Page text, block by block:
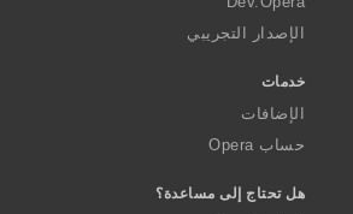
الإصدار التجريبي
خدمات
الإضافات
حساب Opera
هل تحتاج إلى مساعدة؟